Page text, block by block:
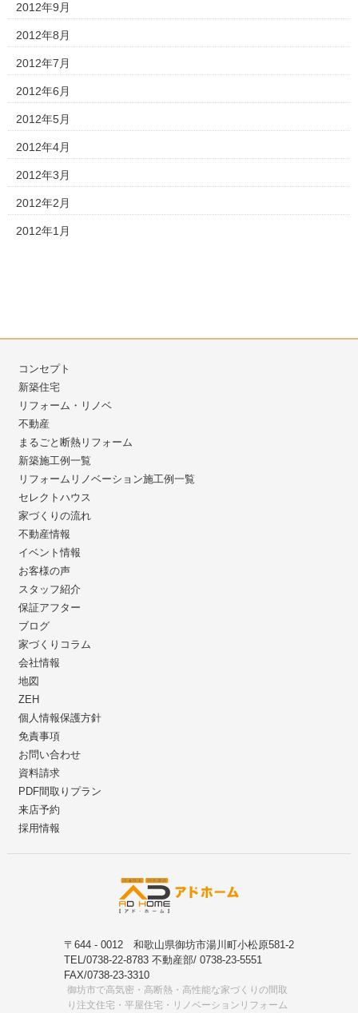
2012年9月
2012年8月
2012年7月
2012年6月
2012年5月
2012年4月
2012年3月
2012年2月
2012年1月
コンセプト
新築住宅
リフォーム・リノベ
不動産
まるごと断熱リフォーム
新築施工例一覧
リフォームリノベーション施工例一覧
セレクトハウス
家づくりの流れ
不動産情報
イベント情報
お客様の声
スタッフ紹介
保証アフター
ブログ
家づくりコラム
会社情報
地図
ZEH
個人情報保護方針
免責事項
お問い合わせ
資料請求
PDF間取りプラン
来店予約
採用情報
〒644 - 0012 和歌山県御坊市湯川町小松原581-2
TEL/0738-22-8783 不動産部/ 0738-23-5551
FAX/0738-23-3310
御坊市で高気密・高断熱・高性能な家づくりの間取
り注文住宅・平屋住宅・リノベーションリフォーム